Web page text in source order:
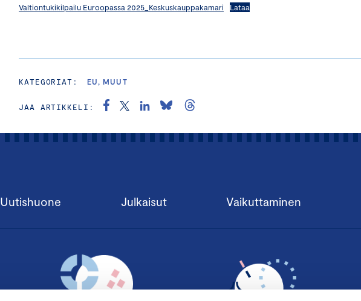
Valtiontukikilpailu Euroopassa 2025_Keskuskauppakamari Lataa
KATEGORIAT: EU, MUUT
JAA ARTIKKELI:
Uutishuone Julkaisut Vaikuttaminen